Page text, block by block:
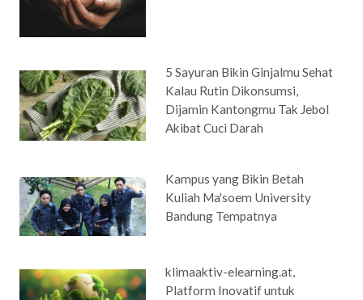
5 Sayuran Bikin Ginjalmu Sehat
Kalau Rutin Dikonsumsi,
Dijamin Kantongmu Tak Jebol
Akibat Cuci Darah
Kampus yang Bikin Betah
Kuliah Ma'soem University
Bandung Tempatnya
klimaaktiv-elearning.at,
Platform Inovatif untuk